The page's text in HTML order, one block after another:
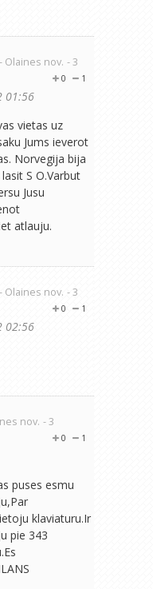
- Olaines nov. - 3
1
0
01:56
vietas uz
Jums ieverot
Norvegija bija
S O.Varbut
Jusu
atlauju.
- Olaines nov. - 3
1
0
02:56
nov. - 3
1
0
puses esmu
klaviaturu.Ir
pie 343